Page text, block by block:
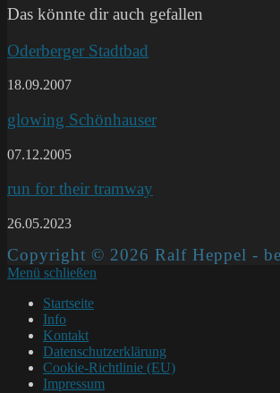
Das könnte dir auch gefallen
Oderberger Stadtbad
18.09.2007
glowing Schönhauser
07.12.2005
run for their tramway
26.05.2023
Copyright © 2026 Ralf Heppel -
Menü schließen
Startseite
Info
Kontakt
Datenschutzerklärung
Cookie-Richtlinie (EU)
Impressum